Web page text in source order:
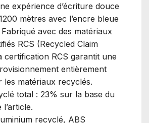
expérience d’écriture douce
mètres avec l’encre bleue
avec des matériaux
RCS (Recycled Claim
certification RCS garantit une
entièrement
les matériaux recyclés.
total : 23% sur la base du
recyclé, ABS